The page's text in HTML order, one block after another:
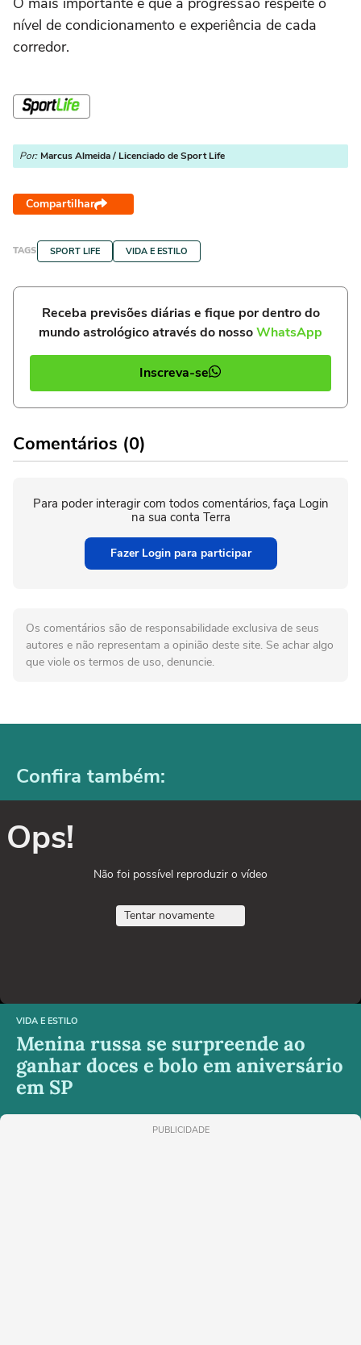
nível de condicionamento e experiência de cada
corredor.
Por: Marcus Almeida / Licenciado de Sport Life
Compartilhar
TAGS SPORT LIFE VIDA E ESTILO
Receba previsões diárias e fique por dentro do
mundo astrológico através do nossoWhatsApp
Inscreva-se
Comentários (0)
Para poder interagir com todos comentários, faça Login
na sua conta Terra
Fazer Login para participar
Os comentários são de responsabilidade exclusiva de seus
autores e não representam a opinião deste site. Se achar algo
que viole os termos de uso, denuncie.
Confira também:
Ops!
Não foi possível reproduzir o vídeo
Tentar novamente
VIDA E ESTILO
Menina russa se surpreende ao
ganhar doces e bolo em aniversário
em SP
PUBLICIDADE